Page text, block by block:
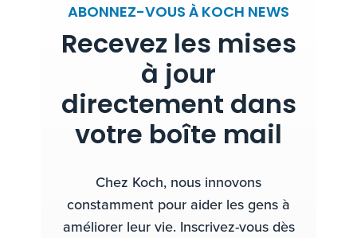
ABONNEZ-VOUS À KOCH NEWS
Recevez les mises
à jour
directement dans
votre boîte mail
Chez Koch, nous innovons
constamment pour aider les gens à
améliorer leur vie. Inscrivez-vous dès